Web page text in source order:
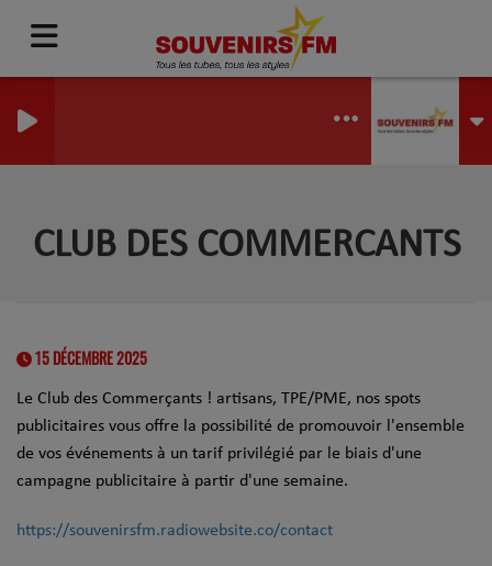
CLUB DES COMMERCANTS
15 DÉCEMBRE 2025
Le Club des Commerçants ! artisans, TPE/PME, nos spots
publicitaires vous offre la possibilité de promouvoir l'ensemble
de vos événements à un tarif privilégié par le biais d'une
campagne publicitaire à partir d'une semaine.
https://souvenirsfm.radiowebsite.co/contact